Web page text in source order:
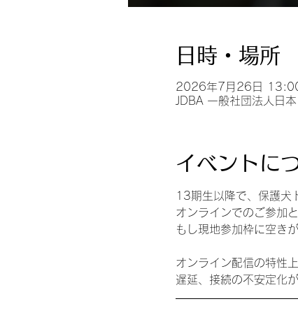
日時・場所
2026年7月26日
JDBA 一般社団法人日
イベントに
13期生以降で、保護犬
オンラインでのご参加
もし現地参加枠に空き
オンライン配信の特性
遅延、接続の不安定化